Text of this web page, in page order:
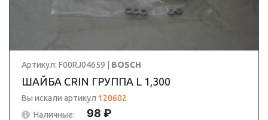
Артикул: F00RJ04659 | BOSCH
ШАЙБА CRIN ГРУППА L 1,300
Вы искали артикул 120602
Наличные:
98 ₽